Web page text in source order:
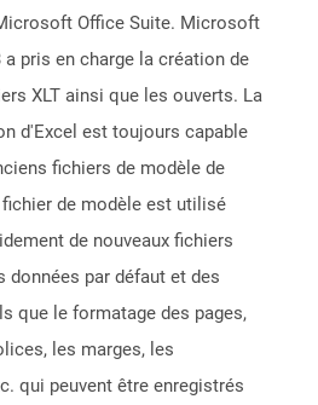
Office Suite. Microsoft
a pris en charge la création de
XLT ainsi que les ouverts. La
d'Excel est toujours capable
fichiers de modèle de
de modèle est utilisé
de nouveaux fichiers
données par défaut et des
que le formatage des pages,
les marges, les
qui peuvent être enregistrés